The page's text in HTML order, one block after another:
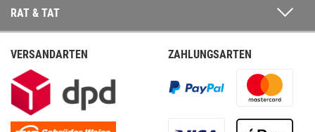
RAT & TAT
VERSANDARTEN ZAHLUNGSARTEN